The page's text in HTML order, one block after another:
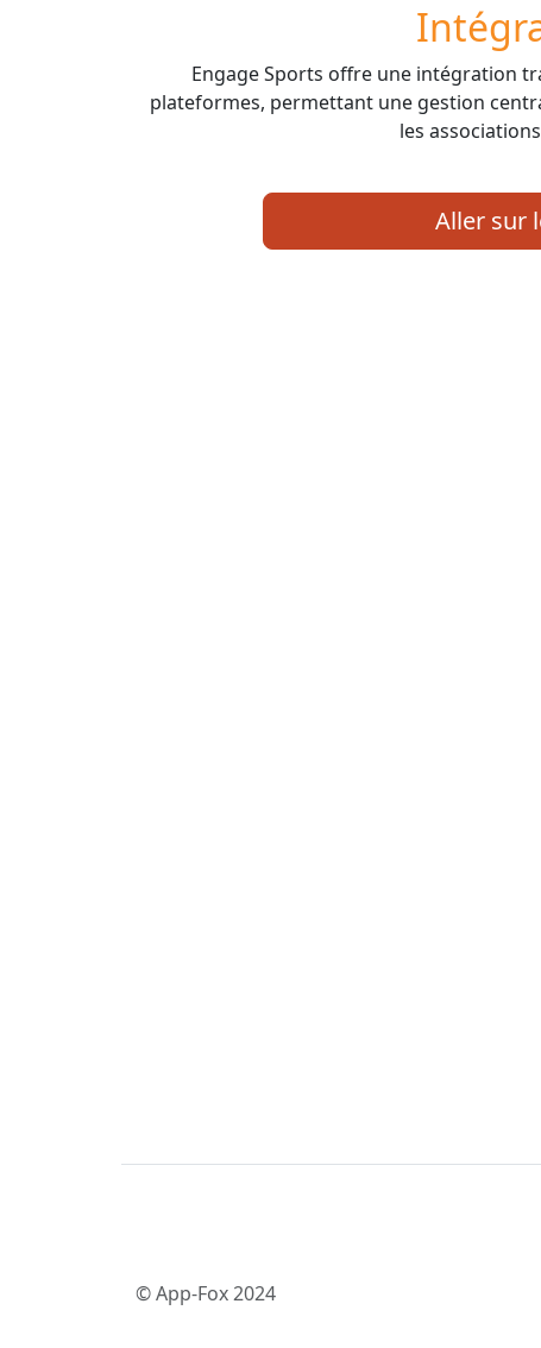
Engage Sports offre une intégration
plateformes, permettant une gestion
les
Aller sur
© App-Fox 2024